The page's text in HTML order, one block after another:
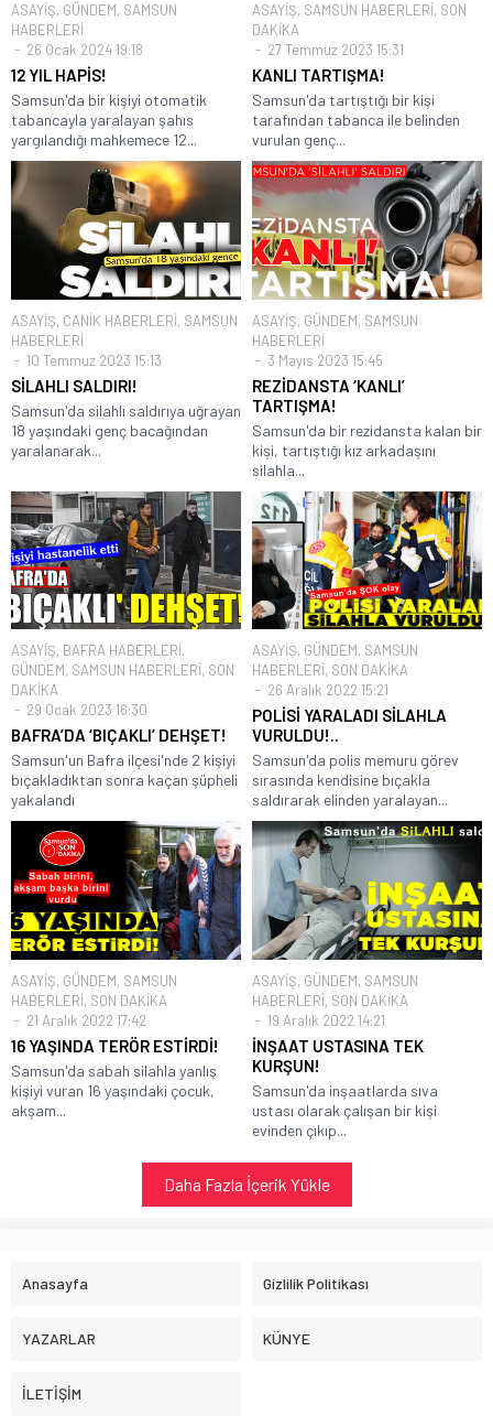
ASAYİŞ, GÜNDEM, SAMSUN
HABERLERİ
26 Ocak 2024 19:18
12 YIL HAPİS!
Samsun'da bir kişiyi otomatik
tabancayla yaralayan şahıs
yargılandığı mahkemece 12...
ASAYİŞ, SAMSUN HABERLERİ, SON
DAKİKA
27 Temmuz 2023 15:31
KANLI TARTIŞMA!
Samsun'da tartıştığı bir kişi
tarafından tabanca ile belinden
vurulan genç...
ASAYİŞ, CANİK HABERLERİ, SAMSUN
HABERLERİ
10 Temmuz 2023 15:13
SİLAHLI SALDIRI!
Samsun'da silahlı saldırıya uğrayan
18 yaşındaki genç bacağından
yaralanarak...
ASAYİŞ, GÜNDEM, SAMSUN
HABERLERİ
3 Mayıs 2023 15:45
REZİDANSTA ‘KANLI’
TARTIŞMA!
Samsun'da bir rezidansta kalan bir
kişi, tartıştığı kız arkadaşını
silahla...
ASAYİŞ, BAFRA HABERLERİ,
GÜNDEM, SAMSUN HABERLERİ, SON
DAKİKA
29 Ocak 2023 16:30
BAFRA’DA ‘BIÇAKLI’ DEHŞET!
Samsun'un Bafra ilçesi'nde 2 kişiyi
bıçakladıktan sonra kaçan şüpheli
yakalandı
ASAYİŞ, GÜNDEM, SAMSUN
HABERLERİ, SON DAKİKA
26 Aralık 2022 15:21
POLİSİ YARALADI SİLAHLA
VURULDU!..
Samsun'da polis memuru görev
sırasında kendisine bıçakla
saldırarak elinden yaralayan...
ASAYİŞ, GÜNDEM, SAMSUN
HABERLERİ, SON DAKİKA
21 Aralık 2022 17:42
16 YAŞINDA TERÖR ESTİRDİ!
Samsun'da sabah silahla yanlış
kişiyi vuran 16 yaşındaki çocuk,
akşam...
ASAYİŞ, GÜNDEM, SAMSUN
HABERLERİ, SON DAKİKA
19 Aralık 2022 14:21
İNŞAAT USTASINA TEK
KURŞUN!
Samsun'da inşaatlarda sıva
ustası olarak çalışan bir kişi
evinden çıkıp...
Daha Fazla İçerik Yükle
Anasayfa Gizlilik Politikası
YAZARLAR KÜNYE
İLETİŞİM